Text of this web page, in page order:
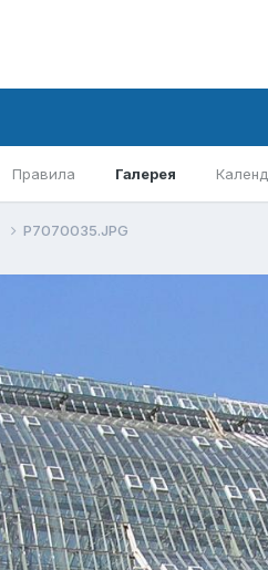
Правила Галерея
P7070035.JPG